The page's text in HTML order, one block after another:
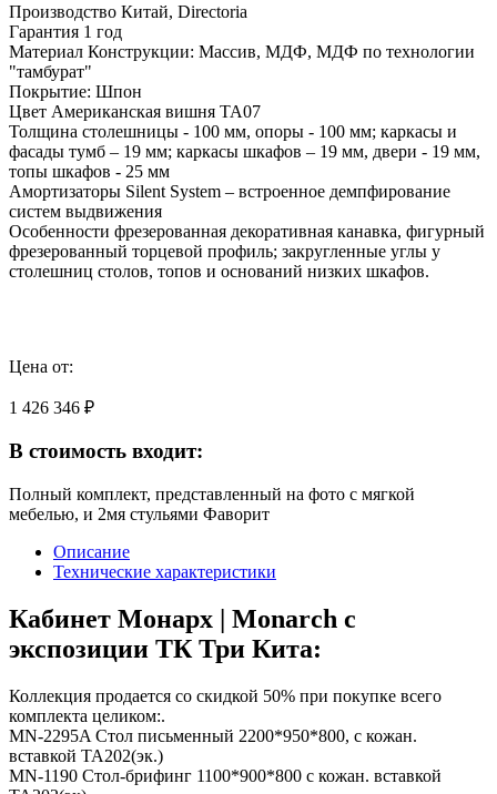
Производство Китай, Directoria
Гарантия 1 год
Материал Конструкции: Массив, МДФ, МДФ по технологии
"тамбурат"
Покрытие: Шпон
Цвет Американская вишня TA07
Толщина столешницы - 100 мм, опоры - 100 мм; каркасы и
фасады тумб – 19 мм; каркасы шкафов – 19 мм, двери - 19 мм,
топы шкафов - 25 мм
Амортизаторы Silent System – встроенное демпфирование
систем выдвижения
Особенности фрезерованная декоративная канавка, фигурный
фрезерованный торцевой профиль; закругленные углы у
столешниц столов, топов и оснований низких шкафов.
Цена от:
1 426 346 ₽
В стоимость входит:
Полный комплект, представленный на фото с мягкой
мебелью, и 2мя стульями Фаворит
Описание
Технические характеристики
Кабинет Монарх | Monarch с
экспозиции ТК Три Кита:
Коллекция продается со скидкой 50% при покупке всего
комплекта целиком:.
MN-2295A Стол письменный 2200*950*800, с кожан.
вставкой TA202(эк.)
MN-1190 Стол-брифинг 1100*900*800 с кожан. вставкой